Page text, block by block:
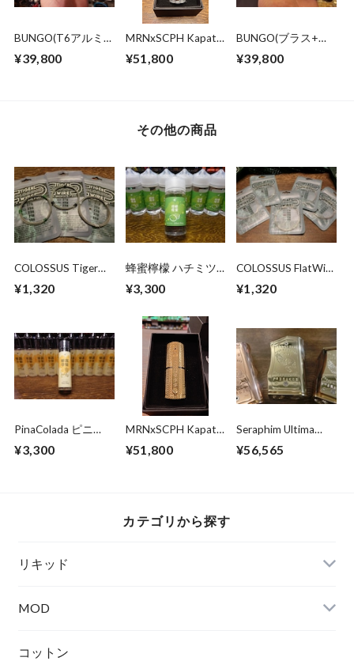
BUNGO(T6アルミ
MRNMODZ
¥39,800
MRNxSCPH Kapatid
¥51,800
BUNGO(ブラス+ウ
21700x1 or 2
¥39,800
その他の商品
COLOSSUS Tiger
Wire N90 27G 電
子タバコ専門店
¥1,320
蜂蜜檸檬 ハチミツ
レモン 100ml
100ml/ニコチン0mg
¥3,300
COLOSSUS FlatWire
N90 23G VAPE専
門店 爆煙堂 通販
¥1,320
PinaColada ピニ
ャ・コラーダ
55ml/0mg ニコチン
¥3,300
MRNxSCPH Kapatid
FullBrass真鍮
¥51,800
Seraphim Ultima
Full-Brass /
Deadmans Hand
¥56,565
カテゴリから探す
リキッド
MOD
テクニカル
コットン